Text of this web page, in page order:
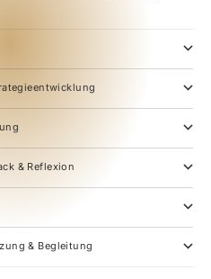
& Reflexion
& Begleitung